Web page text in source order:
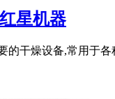
星机器
的干燥设备,常用于